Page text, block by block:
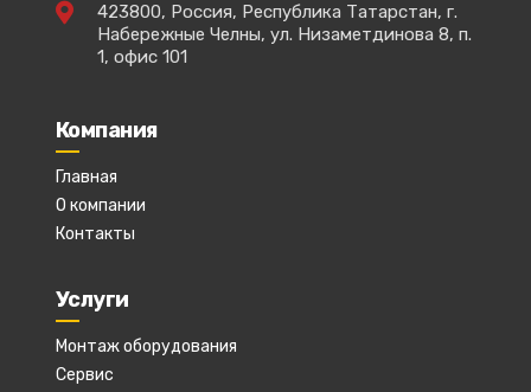
423800, Россия, Республика Татарстан, г.
Набережные Челны, ул. Низаметдинова 8, п.
1, офис 101
Компания
Главная
О компании
Контакты
Услуги
Монтаж оборудования
Сервис